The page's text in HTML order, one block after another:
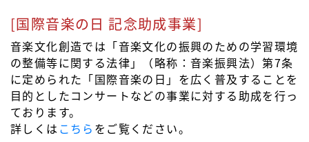
[国際音楽の日 記念助成事業]
音楽文化創造では「音楽文化の振興のための学習環境
の整備等に関する法律」（略称：音楽振興法）第7条
に定められた「国際音楽の日」を広く普及することを
目的としたコンサートなどの事業に対する助成を行っ
ております。
詳しくは こちら をご覧ください。